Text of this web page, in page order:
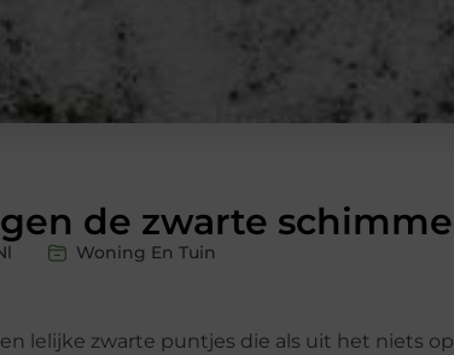
de zwarte
Woning En Tuin
lelijke zwarte puntjes die als uit het niets